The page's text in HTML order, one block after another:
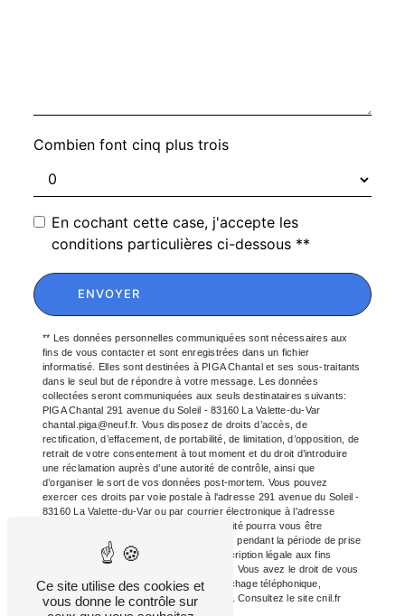
Combien font cinq plus trois
En cochant cette case, j'accepte les
conditions particulières ci-dessous **
ENVOYER
** Les données personnelles communiquées sont nécessaires aux
fins de vous contacter et sont enregistrées dans un fichier
informatisé. Elles sont destinées à PIGA Chantal et ses sous-traitants
dans le seul but de répondre à votre message. Les données
collectées seront communiquées aux seuls destinataires suivants:
PIGA Chantal 291 avenue du Soleil - 83160 La Valette-du-Var
chantal.piga@neuf.fr. Vous disposez de droits d’accès, de
rectification, d’effacement, de portabilité, de limitation, d’opposition, de
retrait de votre consentement à tout moment et du droit d’introduire
une réclamation auprès d’une autorité de contrôle, ainsi que
d’organiser le sort de vos données post-mortem. Vous pouvez
exercer ces droits par voie postale à l'adresse 291 avenue du Soleil -
83160 La Valette-du-Var ou par courrier électronique à l'adresse
chantal.piga@neuf.fr. Un justificatif d'identité pourra vous être
demandé. Nous conservons vos données pendant la période de prise
de contact puis pendant la durée de prescription légale aux fins
probatoires et de gestion des contentieux. Vous avez le droit de vous
inscrire sur la liste d'opposition au démarchage téléphonique,
disponible à cette adresse:
Bloctel.gouv.fr
. Consultez le site cnil.fr
pour plus d’informations sur vos droits.
Ce site utilise des cookies et
vous donne le contrôle sur